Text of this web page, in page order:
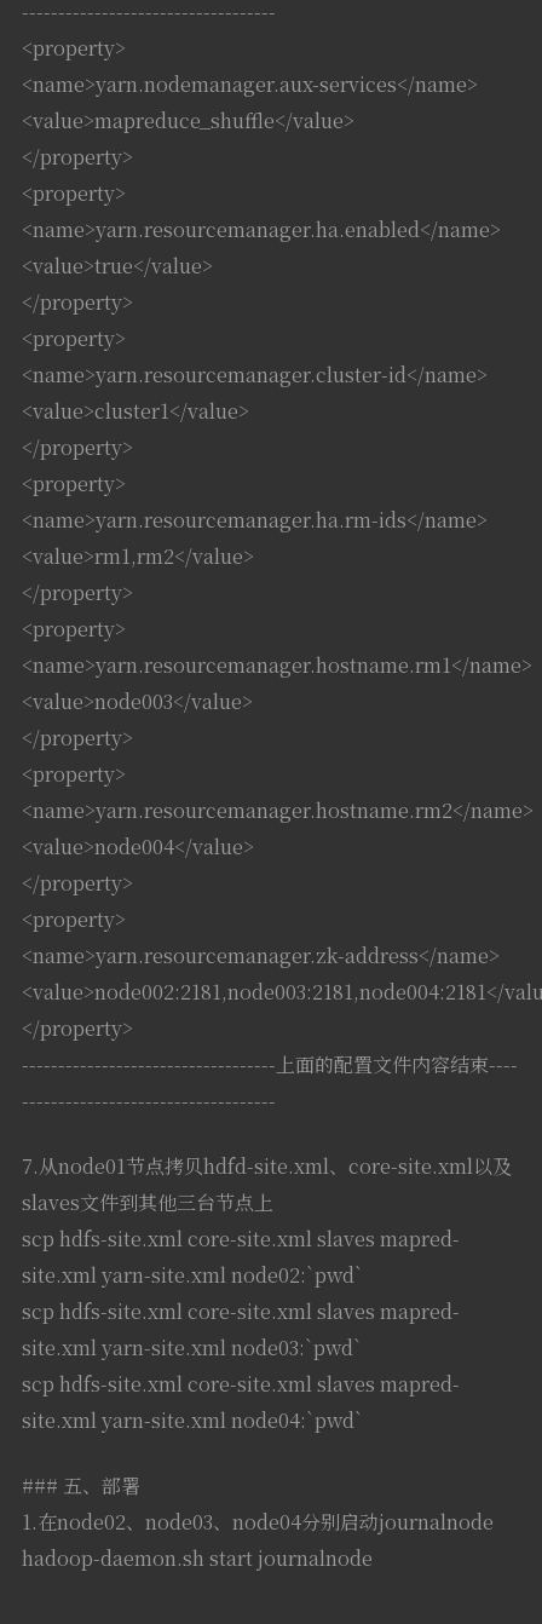
-----------------------------------
<property>
<name>yarn.nodemanager.aux-services</name>
<value>mapreduce_shuffle</value>
</property>
<property>
<name>yarn.resourcemanager.ha.enabled</name>
<value>true</value>
</property>
<property>
<name>yarn.resourcemanager.cluster-id</name>
<value>cluster1</value>
</property>
<property>
<name>yarn.resourcemanager.ha.rm-ids</name>
<value>rm1,rm2</value>
</property>
<property>
<name>yarn.resourcemanager.hostname.rm1</name>
<value>node003</value>
</property>
<property>
<name>yarn.resourcemanager.hostname.rm2</name>
<value>node004</value>
</property>
<property>
<name>yarn.resourcemanager.zk-address</name>
<value>node002:2181,node003:2181,node004:2181</
</property>
-----------------------------------上面的配置文件内容结束----
-----------------------------------
7.从node01节点拷贝hdfd-site.xml、core-site.xml以及
slaves文件到其他三台节点上
scp hdfs-site.xml core-site.xml slaves mapred-
site.xml yarn-site.xml node02:`pwd`
scp hdfs-site.xml core-site.xml slaves mapred-
site.xml yarn-site.xml node03:`pwd`
scp hdfs-site.xml core-site.xml slaves mapred-
site.xml yarn-site.xml node04:`pwd`
### 五、部署
1.在node02、node03、node04分别启动journalnode
hadoop-daemon.sh start journalnode